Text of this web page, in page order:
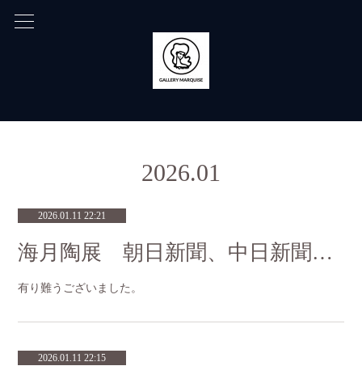
2026.01
2026.01.11 22:21
海月陶展 朝日新聞、中日新聞にてご紹介いただきました。
有り難うございました。
2026.01.11 22:15